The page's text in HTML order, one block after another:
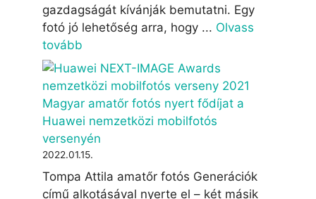
gazdagságát kívánják bemutatni. Egy
fotó jó lehetőség arra, hogy ... Olvass
tovább
Magyar amatőr fotós nyert fődíjat a
Huawei nemzetközi mobilfotós
versenyén
2022.01.15.
Tompa Attila amatőr fotós Generációk
című alkotásával nyerte el – két másik